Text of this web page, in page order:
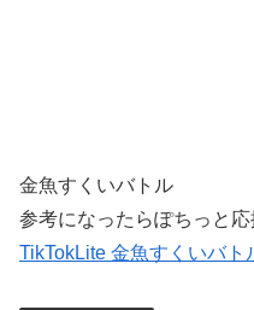
金魚すくいバトル
参考になったらぽちっと
TikTokLite 金魚すくいバト